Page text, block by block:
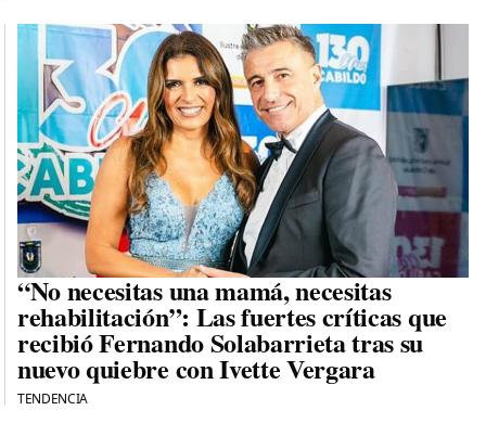
“No necesitas una mamá, necesitas
rehabilitación”: Las fuertes críticas que
recibió Fernando Solabarrieta tras su
nuevo quiebre con Ivette Vergara
TENDENCIA